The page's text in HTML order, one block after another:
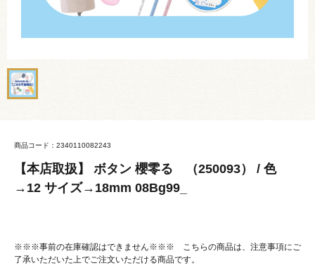
商品コード：2340110082243
【本店取扱】 ボタン 櫻零るゝ（250093） / 色
→12 サイズ→18mm 08Bg99_
※※※事前の在庫確認はできません※※※ こちらの商品は、注意事項にご
了承いただいた上でご注文いただける商品です。